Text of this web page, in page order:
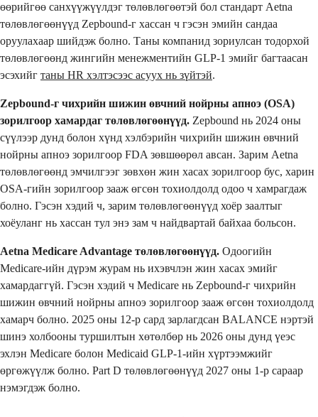
өөрийгөө санхүүжүүлдэг төлөвлөгөөтэй бол стандарт Aetna
төлөвлөгөөнүүд Zepbound-г хассан ч гэсэн эмийн сандаа
оруулахаар шийдэж болно. Таны компанид зориулсан тодорхой
төлөвлөгөөнд жингийн менежментийн GLP-1 эмийг багтаасан
эсэхийг таны HR хэлтэсээс асуух нь зүйтэй.
Zepbound-г чихрийн шижин өвчний нойрны апноэ (OSA)
зорилгоор хамардаг төлөвлөгөөнүүд. Zepbound нь 2024 оны
сүүлээр дунд болон хүнд хэлбэрийн чихрийн шижин өвчний
нойрны апноэ зорилгоор FDA зөвшөөрөл авсан. Зарим Aetna
төлөвлөгөөнд эмчилгээг зөвхөн жин хасах зорилгоор бус, харин
OSA-гийн зорилгоор зааж өгсөн тохиолдолд одоо ч хамрагдаж
болно. Гэсэн хэдий ч, зарим төлөвлөгөөнүүд хоёр заалтыг
хоёуланг нь хассан тул энэ зам ч найдвартай байхаа больсон.
Aetna Medicare Advantage төлөвлөгөөнүүд. Одоогийн
Medicare-ийн дүрэм журам нь ихэвчлэн жин хасах эмийг
хамардаггүй. Гэсэн хэдий ч Medicare нь Zepbound-г чихрийн
шижин өвчний нойрны апноэ зорилгоор зааж өгсөн тохиолдолд
хамарч болно. 2025 оны 12-р сард зарлагдсан BALANCE нэртэй
шинэ холбооны туршилтын хөтөлбөр нь 2026 оны дунд үеэс
эхлэн Medicare болон Medicaid GLP-1-ийн хүртээмжийг
өргөжүүлж болно. Part D төлөвлөгөөнүүд 2027 оны 1-р сараар
нэмэгдэж болно.